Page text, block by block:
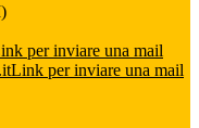
per inviare una mail
Link per inviare una mail